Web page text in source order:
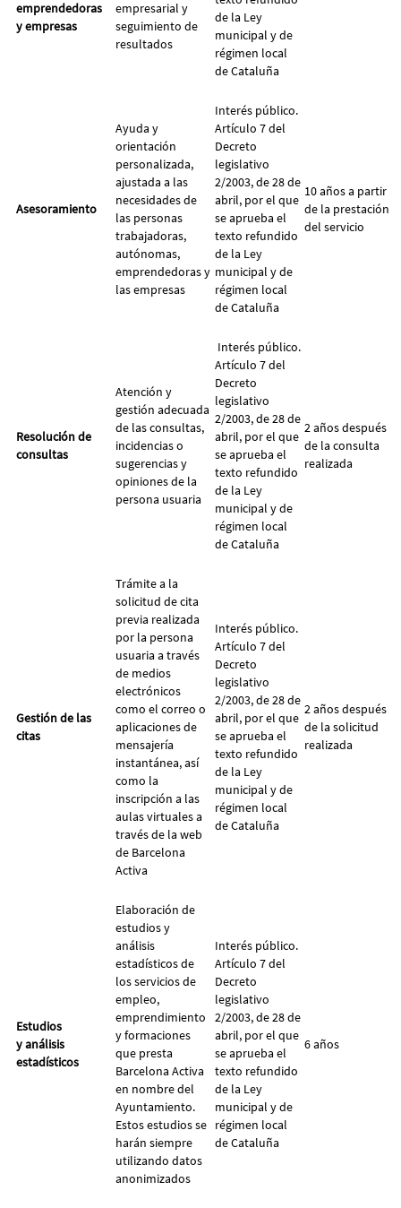
emprendedoras
y empresas
empresarial y
seguimiento de
resultados
de la Ley
municipal y de
régimen local
de Cataluña
Asesoramiento
Ayuda y
orientación
personalizada,
ajustada a las
necesidades de
las personas
trabajadoras,
autónomas,
emprendedoras y
las empresas
Interés público.
Artículo 7 del
Decreto
legislativo
2/2003, de 28 de
abril, por el que
se aprueba el
texto refundido
de la Ley
municipal y de
régimen local
de Cataluña
10 años a partir
de la prestación
del servicio
Resolución de
consultas
Atención y
gestión adecuada
de las consultas,
incidencias o
sugerencias y
opiniones de la
persona usuaria
Interés público.
Artículo 7 del
Decreto
legislativo
2/2003, de 28 de
abril, por el que
se aprueba el
texto refundido
de la Ley
municipal y de
régimen local
de Cataluña
2 años después
de la consulta
realizada
Gestión de las
citas
Trámite a la
solicitud de cita
previa realizada
por la persona
usuaria a través
de medios
electrónicos
como el correo o
aplicaciones de
mensajería
instantánea, así
como la
inscripción a las
aulas virtuales a
través de la web
de Barcelona
Activa
Interés público.
Artículo 7 del
Decreto
legislativo
2/2003, de 28 de
abril, por el que
se aprueba el
texto refundido
de la Ley
municipal y de
régimen local
de Cataluña
2 años después
de la solicitud
realizada
Estudios
y análisis
estadísticos
Elaboración de
estudios y
análisis
estadísticos de
los servicios de
empleo,
emprendimiento
y formaciones
que presta
Barcelona Activa
en nombre del
Ayuntamiento.
Estos estudios se
harán siempre
utilizando datos
anonimizados
Interés público.
Artículo 7 del
Decreto
legislativo
2/2003, de 28 de
abril, por el que
se aprueba el
texto refundido
de la Ley
municipal y de
régimen local
de Cataluña
6 años